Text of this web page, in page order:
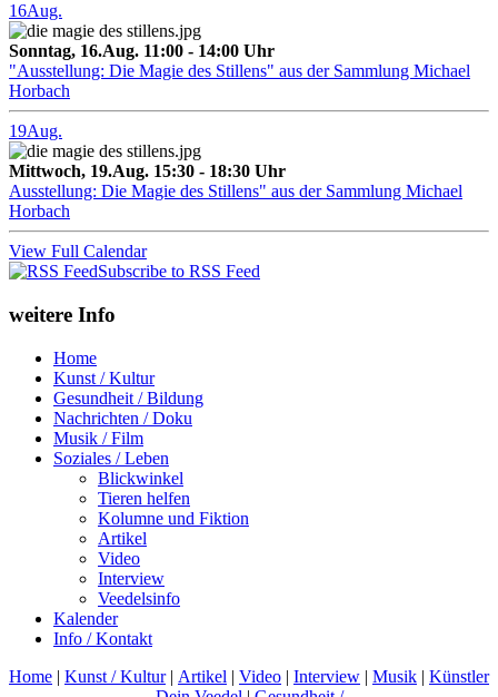
16Aug.
Sonntag, 16.Aug. 11:00 - 14:00 Uhr
"Ausstellung: Die Magie des Stillens" aus der Sammlung Michael
Horbach
19Aug.
Mittwoch, 19.Aug. 15:30 - 18:30 Uhr
Ausstellung: Die Magie des Stillens" aus der Sammlung Michael
Horbach
View Full Calendar
Subscribe to RSS Feed
weitere Info
Home
Kunst / Kultur
Gesundheit / Bildung
Nachrichten / Doku
Musik / Film
Soziales / Leben
Blickwinkel
Tieren helfen
Kolumne und Fiktion
Artikel
Video
Interview
Veedelsinfo
Kalender
Info / Kontakt
Home | Kunst / Kultur| Artikel | Video | Interview | Musik | Künstler